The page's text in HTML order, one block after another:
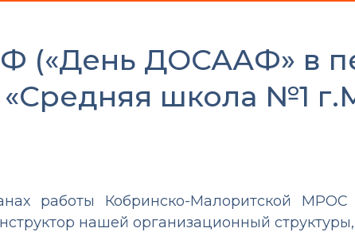
(«День ДОСААФ» в
школа №1
работы Кобринско-Малоритской МРОС
нашей организационный структуры,